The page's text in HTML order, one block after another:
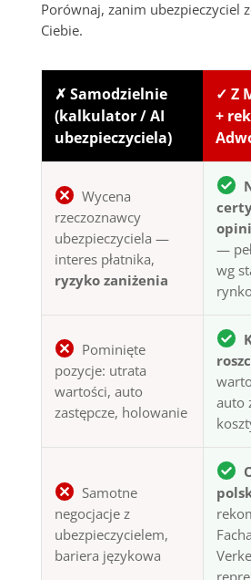
Porównaj, zanim ubezpieczyciel
Ciebie.
✗ Samodzielnie
(kalkulator / AI
ubezpieczyciela)
✓ Z
+
Wycena
rzeczoznawcy
ubezpieczyciela —
interes płatnika,
ryzyko zaniżenia
—
wg
Pominięte
pozycje: utrata
wartości, auto
zastępcze, holowanie
auto
Samotne
negocjacje z
ubezpieczycielem,
bariera językowa